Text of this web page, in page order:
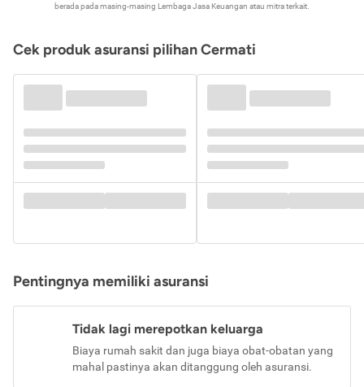
berada pada masing-masing Lembaga Jasa Keuangan atau mitra terkait.
Cek produk asuransi pilihan Cermati
Pentingnya memiliki asuransi
Tidak lagi merepotkan keluarga
Biaya rumah sakit dan juga biaya obat-obatan yang
mahal pastinya akan ditanggung oleh asuransi.